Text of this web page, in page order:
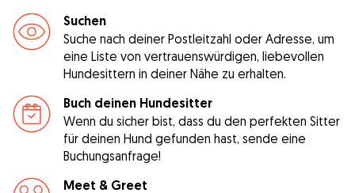
Suchen
Suche nach deiner Postleitzahl oder Adresse, um
eine Liste von vertrauenswürdigen, liebevollen
Hundesittern in deiner Nähe zu erhalten.
Buch deinen Hundesitter
Wenn du sicher bist, dass du den perfekten Sitter
für deinen Hund gefunden hast, sende eine
Buchungsanfrage!
Meet & Greet